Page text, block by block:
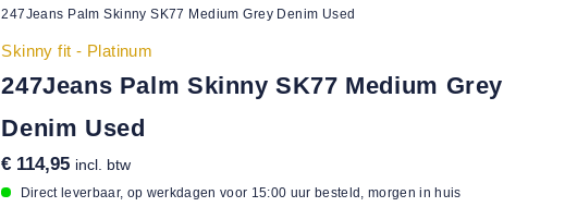
247Jeans Palm Skinny SK77 Medium Grey Denim Used
Skinny fit - Platinum
247Jeans Palm Skinny SK77 Medium Grey
Denim Used
€ 114,95 incl. btw
Direct leverbaar, op werkdagen voor 15:00 uur besteld, morgen in huis